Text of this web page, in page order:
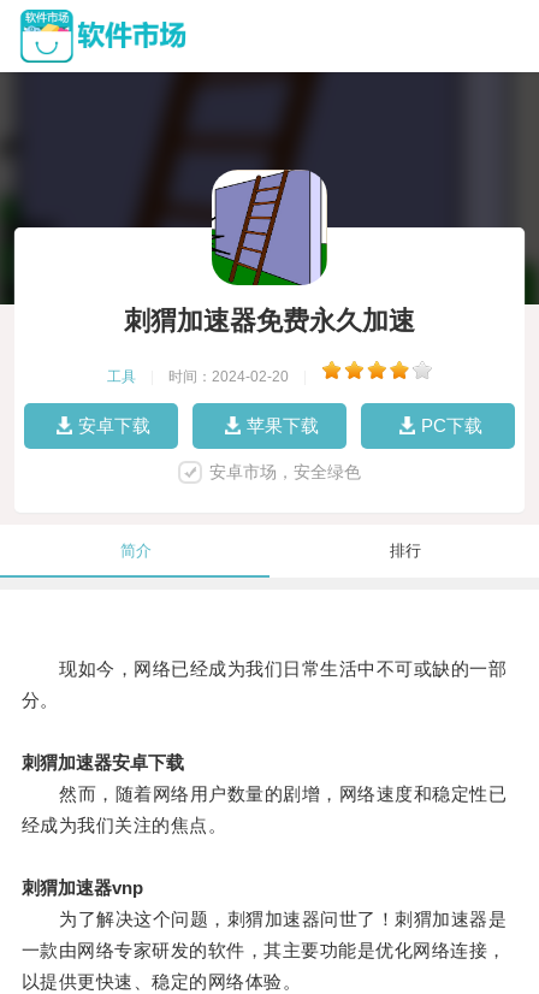
刺猬加速器免费永久加速
工具 时间：2024-02-20
安卓下载 苹果下载 PC下载
安卓市场，安全绿色
简介 排行
现如今，网络已经成为我们日常生活中不可或缺的一部
分。
刺猬加速器安卓下载
然而，随着网络用户数量的剧增，网络速度和稳定性已
经成为我们关注的焦点。
刺猬加速器vnp
为了解决这个问题，刺猬加速器问世了！刺猬加速器是
一款由网络专家研发的软件，其主要功能是优化网络连接，
以提供更快速、稳定的网络体验。